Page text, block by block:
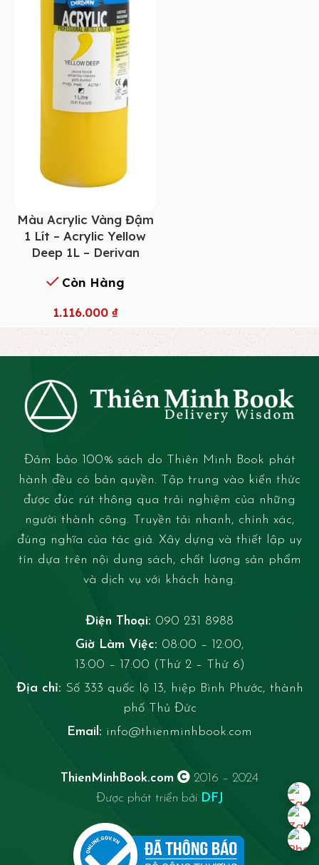
Màu Acrylic Vàng Đậm
1 Lít – Acrylic Yellow
Deep 1L – Derivan
Còn Hàng
1.116.000 ₫
Đảm bảo 100% sách do Thiên Minh Book phát
hành đều có bản quyền. Tập trung vào kiến thức
được đúc rút thông qua trải nghiệm của những
người thành công. Truyền tải nhanh, chính xác,
đúng nghĩa của tác giả. Xây dựng và thiết lập uy
tín dựa trên nội dung sách, chất lượng sản phẩm
và dịch vụ với khách hàng.
Điện Thoại: 090 231 8988
Giờ Làm Việc: 08:00 – 12:00,
13:00 – 17:00 (Thứ 2 – Thứ 6)
Địa chỉ: Số 333 quốc lộ 13, hiệp Bình Phước, thành
phố Thủ Đức
Email: info@thienminhbook.com
ThienMinhBook.com
2016 – 2024
Được phát triển bởi DFJ